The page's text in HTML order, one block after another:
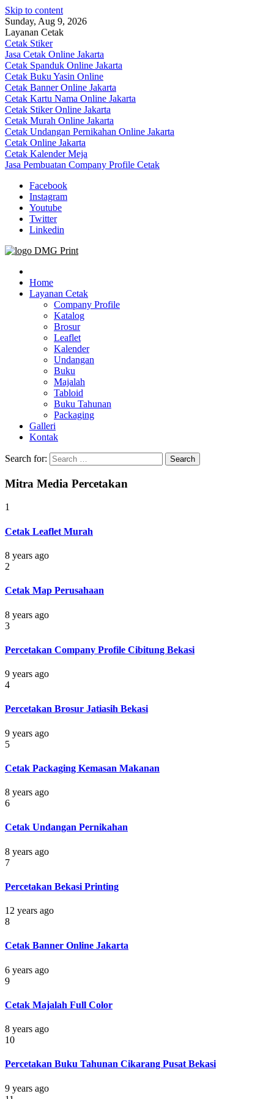
Skip to content
Sunday, Aug 9, 2026
Layanan Cetak
Cetak Stiker
Jasa Cetak Online Jakarta
Cetak Spanduk Online Jakarta
Cetak Buku Yasin Online
Cetak Banner Online Jakarta
Cetak Kartu Nama Online Jakarta
Cetak Stiker Online Jakarta
Cetak Murah Online Jakarta
Cetak Undangan Pernikahan Online Jakarta
Cetak Online Jakarta
Cetak Kalender Meja
Jasa Pembuatan Company Profile Cetak
Facebook
Instagram
Youtube
Twitter
Linkedin
Jasa Cetak Online DMG Printing
Home
Layanan Cetak
Company Profile
Katalog
Brosur
Leaflet
Kalender
Undangan
Buku
Majalah
Tabloid
Buku Tahunan
Packaging
Galleri
Kontak
Search for:
Mitra Media Percetakan
1
Cetak Leaflet Murah
8 years ago
2
Cetak Map Perusahaan
8 years ago
3
Percetakan Company Profile Cibitung Bekasi
9 years ago
4
Percetakan Brosur Jatiasih Bekasi
9 years ago
5
Cetak Packaging Kemasan Makanan
8 years ago
6
Cetak Undangan Pernikahan
8 years ago
7
Percetakan Bekasi Printing
12 years ago
8
Cetak Banner Online Jakarta
6 years ago
9
Cetak Majalah Full Color
8 years ago
10
Percetakan Buku Tahunan Cikarang Pusat Bekasi
9 years ago